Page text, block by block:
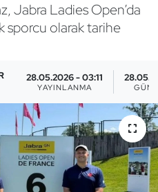
Jabra Ladies Open’da
sporcu olarak tarihe
28.05.2026 - 03:11
YAYINLANMA